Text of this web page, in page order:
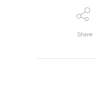
Share